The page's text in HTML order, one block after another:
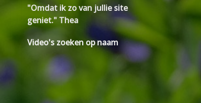
"Omdat ik zo van jullie site
geniet." Thea
Video's zoeken op naam